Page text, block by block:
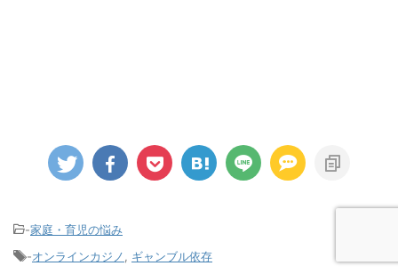
-家庭・育児の悩み
-オンラインカジノ ギャンブル依存